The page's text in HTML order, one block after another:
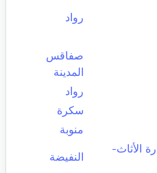
رواد
صفاقس
المدينة
رواد
سكرة
منوبة
الأثاث-
النفيضة